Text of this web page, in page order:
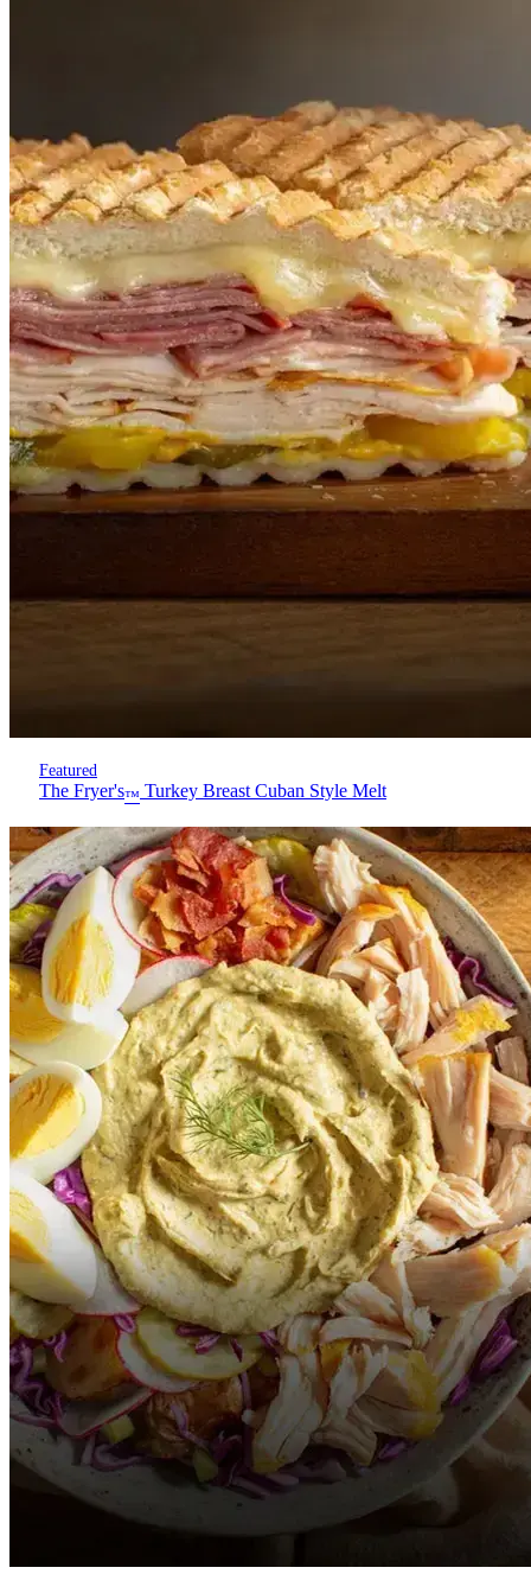
Featured
The Fryer's™ Turkey Breast Cuban Style Melt